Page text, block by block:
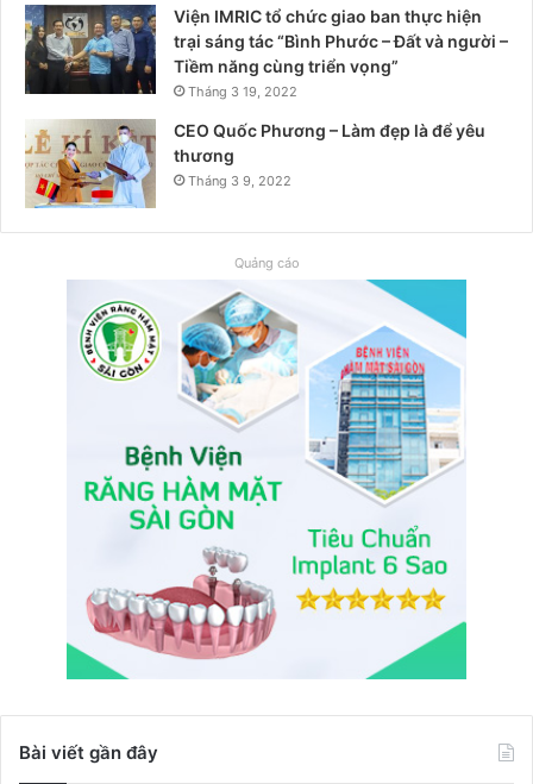
Viện IMRIC tổ chức giao ban thực hiện
trại sáng tác “Bình Phước – Đất và người –
Tiềm năng cùng triển vọng”
Tháng 3 19, 2022
CEO Quốc Phương – Làm đẹp là để yêu
thương
Tháng 3 9, 2022
Quảng cáo
Bài viết gần đây